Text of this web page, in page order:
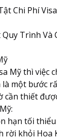
Chi Phí
Trình Và
Mỹ thì việc
là một bước
cần thiết
hạn tối
rời khỏi Hoa